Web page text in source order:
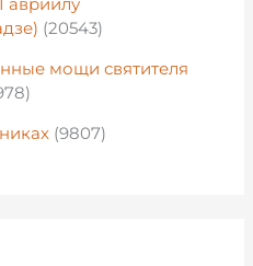
(20543)
мощи святителя
(9807)